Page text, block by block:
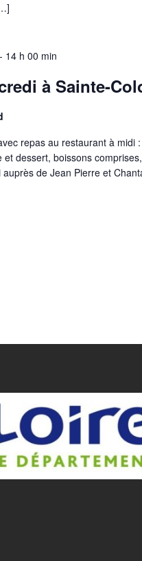
- 14 h 00 min
à Sainte-
repas au restaurant à midi
dessert, boissons
de Jean Pierre et